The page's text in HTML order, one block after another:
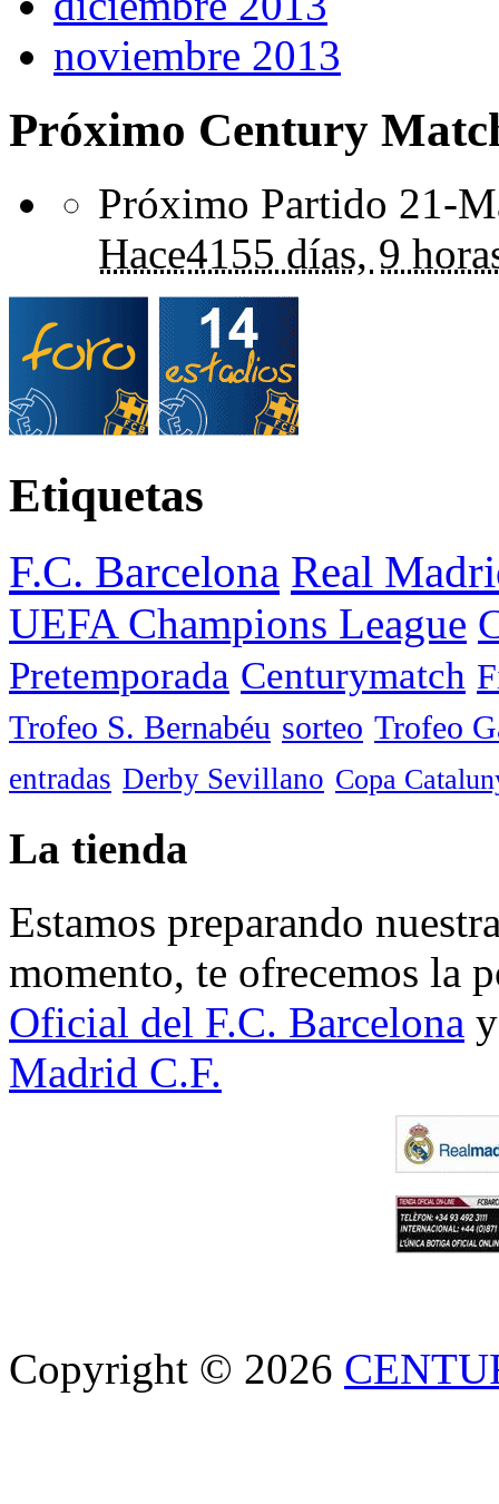
noviembre 2013
Próximo Century
Próximo Partido 21-
Hace4155 días, 9
Etiquetas
F.C. Barcelona Real
UEFA Champions League
Pretemporada Centurymatch
Trofeo S. Bernabéu sorteo Trofeo
entradas Derby Sevillano Copa
La tienda
Estamos preparando
momento, te ofrecemos la
Oficial del F.C. Barcelona
Madrid C.F.
Copyright © 2026